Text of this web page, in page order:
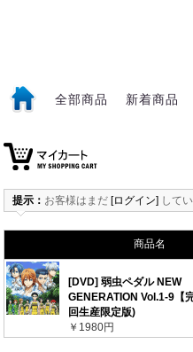
全部商品 新着商品
提示： お客様はまだ [ログイン] して
商品名
[DVD] 弱虫ペダル NEW
GENERATION Vol.1-9【
回生産限定版)
￥1980円